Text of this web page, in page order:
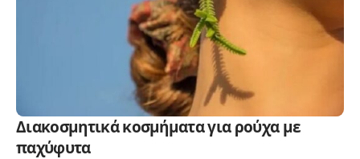
Διακοσμητικά κοσμήματα για ρούχα με
παχύφυτα